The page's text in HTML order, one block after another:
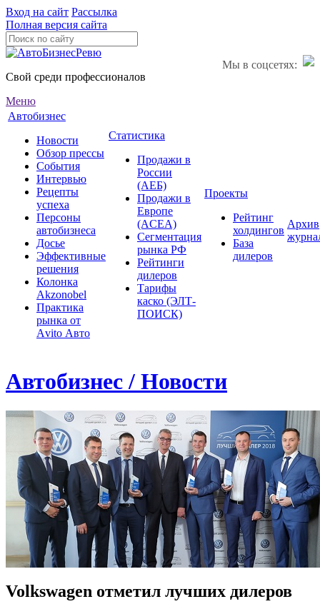
Вход на сайт Рассылка
Полная версия сайта
Мы в соцсетях:
Свой среди профессионалов
Меню
Автобизнес
Новости
Обзор прессы
События
Интервью
Рецепты
успеха
Персоны
автобизнеса
Досье
Эффективные
решения
Колонка
Akzonobel
Практика
рынка от
Аvito Авто
Статистика
Продажи в
России
(АЕБ)
Продажи в
Европе
(ACEA)
Сегментация
рынка РФ
Рейтинги
дилеров
Тарифы
каско (ЭЛТ-
ПОИСК)
Проекты
Рейтинг
холдингов
База
дилеров
Архив
Автобизнес / Новости
Volkswagen отметил лучших дилеров